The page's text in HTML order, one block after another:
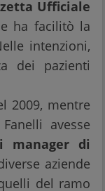
Ufficiale
ha facilitò la
intenzioni,
dei pazienti
2009, mentre
avesse
i manager di
aziende
del ramo